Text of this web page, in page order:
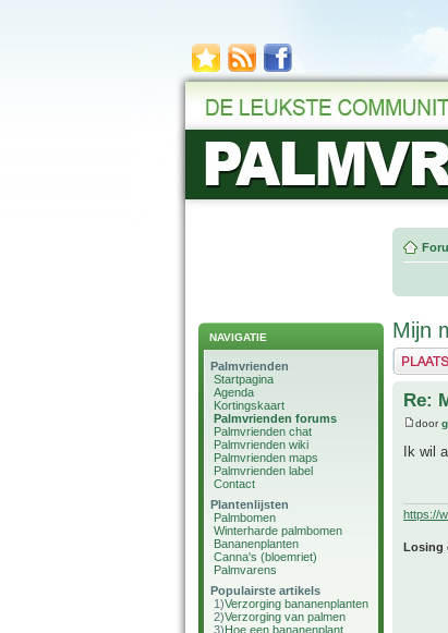
NAVIGATIE
Palmvrienden
Startpagina
Agenda
Kortingskaart
Palmvrienden forums
Palmvrienden chat
Palmvrienden wiki
Palmvrienden maps
Palmvrienden label
Contact
Plantenlijsten
Palmbomen
Winterharde palmbomen
Bananenplanten
Canna's (bloemriet)
Palmvarens
Populairste artikels
1)Verzorging bananenplanten
2)Verzorging van palmen
3)Hoe een bananenplant
Mijn
Plaats
Re:
door
Ik wil
https://
Losing